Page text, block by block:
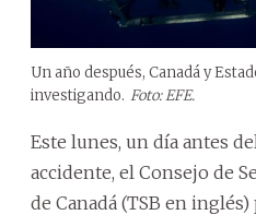
Un año después, Canadá y
investigando. Foto: EFE.
Este lunes, un día antes
accidente, el Consejo de
de Canadá (TSB en